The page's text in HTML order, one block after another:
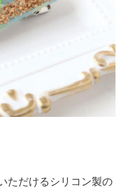
ただけるシリコン製の